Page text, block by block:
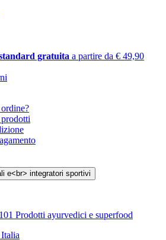
gratuita a partire da € 49,90
Prodotti ayurvedici e superfood